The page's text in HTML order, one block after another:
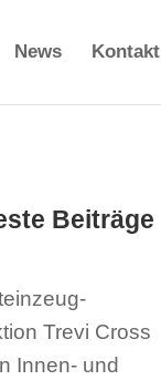
News Kontakt
Beiträge
Trevi Cross
Innen- und